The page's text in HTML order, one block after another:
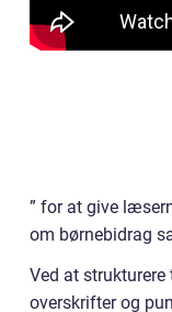
” for at give
om børnebidrag
Ved at
overskrifter og